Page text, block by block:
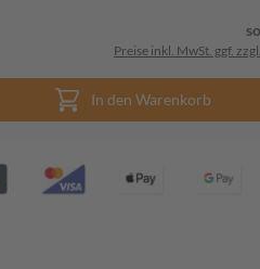
Preise inkl. MwSt. ggf.
In den Warenkorb